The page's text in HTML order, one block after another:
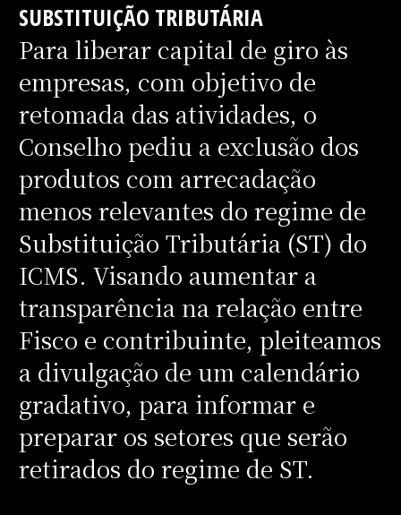
SUBSTITUIÇÃO TRIBUTÁRIA
Para liberar capital de giro às
empresas, com objetivo de
retomada das atividades, o
Conselho pediu a exclusão dos
produtos com arrecadação
menos relevantes do regime de
Substituição Tributária (ST) do
ICMS. Visando aumentar a
transparência na relação entre
Fisco e contribuinte, pleiteamos
a divulgação de um calendário
gradativo, para informar e
preparar os setores que serão
retirados do regime de ST.